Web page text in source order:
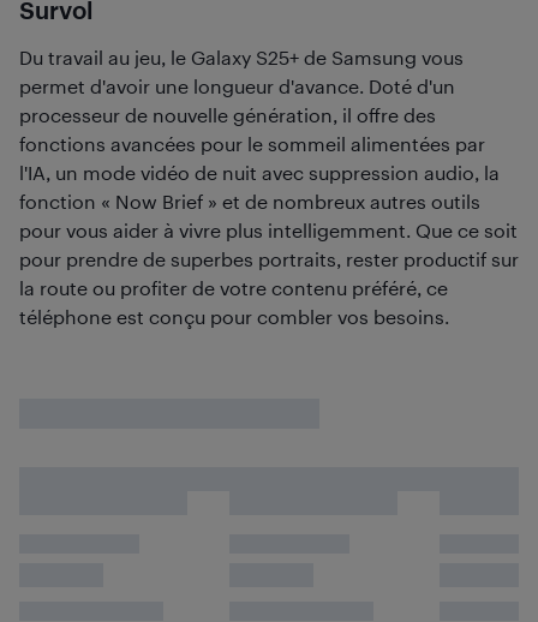
Survol
Du travail au jeu, le Galaxy S25+ de Samsung vous
permet d'avoir une longueur d'avance. Doté d'un
processeur de nouvelle génération, il offre des
fonctions avancées pour le sommeil alimentées par
l'IA, un mode vidéo de nuit avec suppression audio, la
fonction « Now Brief » et de nombreux autres outils
pour vous aider à vivre plus intelligemment. Que ce soit
pour prendre de superbes portraits, rester productif sur
la route ou profiter de votre contenu préféré, ce
téléphone est conçu pour combler vos besoins.